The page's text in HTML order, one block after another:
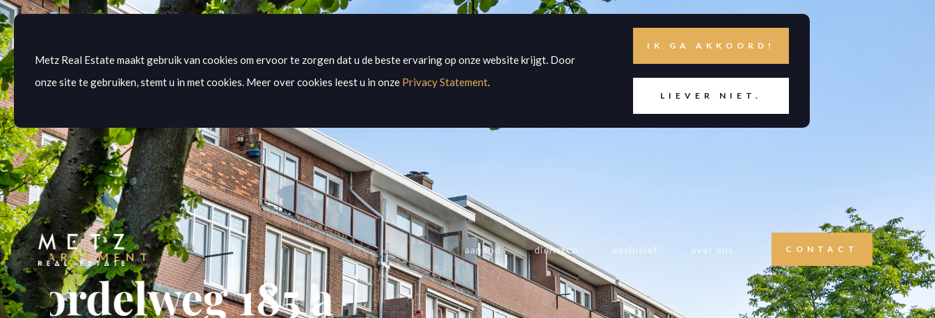
Metz Real Estate maakt gebruik van cookies om ervoor te zorgen dat u de beste ervaring op onze website krijgt. Door
onze site te gebruiken, stemt u in met cookies. Meer over cookies leest u in onze Privacy Statement.
IK GA AKKOORD!
LIEVER NIET.
aanbod diensten exclusief over ons CONTACT